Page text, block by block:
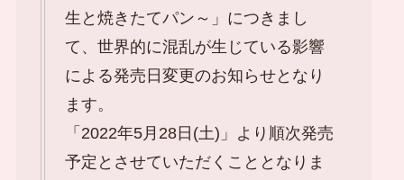
生と焼きたてパン～」につきまし
て、世界的に混乱が生じている影響
による発売日変更のお知らせとなり
ます。
「2022年5月28日(土)」より順次発売
予定とさせていただくこととなりま